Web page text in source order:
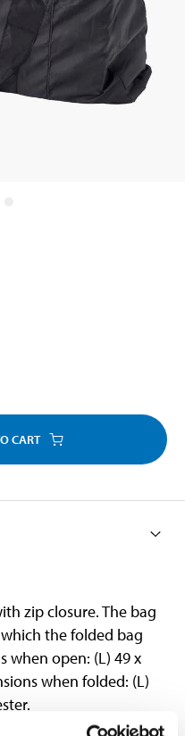
CART
zip closure. The bag
the folded bag
when open: (L) 49 x
when folded: (L)